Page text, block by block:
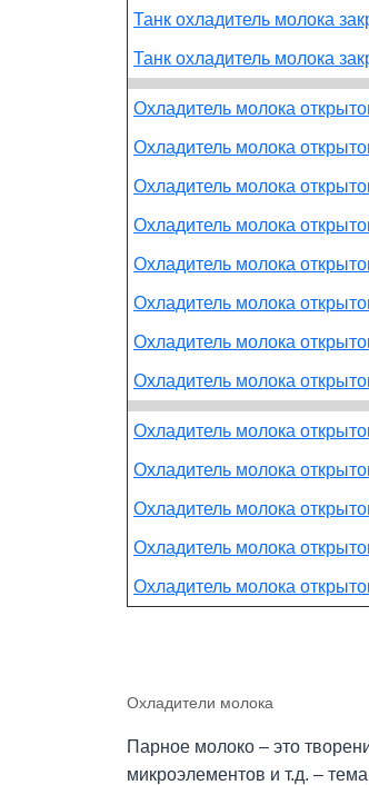
Танк охладитель молока
Танк охладитель молока
Охладитель молока
Охладитель молока
Охладитель молока
Охладитель молока
Охладитель молока
Охладитель молока
Охладитель молока
Охладитель молока
Охладитель молока
Охладитель молока
Охладитель молока
Охладитель молока
Охладитель молока
Охладители молока
Парное молоко – это
микроэлементов и т.д. –